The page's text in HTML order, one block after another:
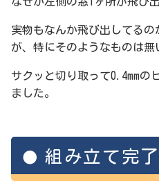
実物もなんか飛び出してる
が、特にそのようなものは無
サクッと切り取って0.4mmの
ました。
組み立て完了